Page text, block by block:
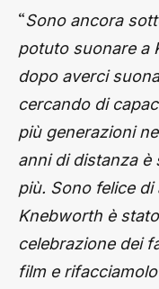
“Sono ancora
potuto suonare a
dopo averci
cercando di
più generazioni
anni di distanza è
più. Sono felice
Knebworth è
celebrazione dei
film e